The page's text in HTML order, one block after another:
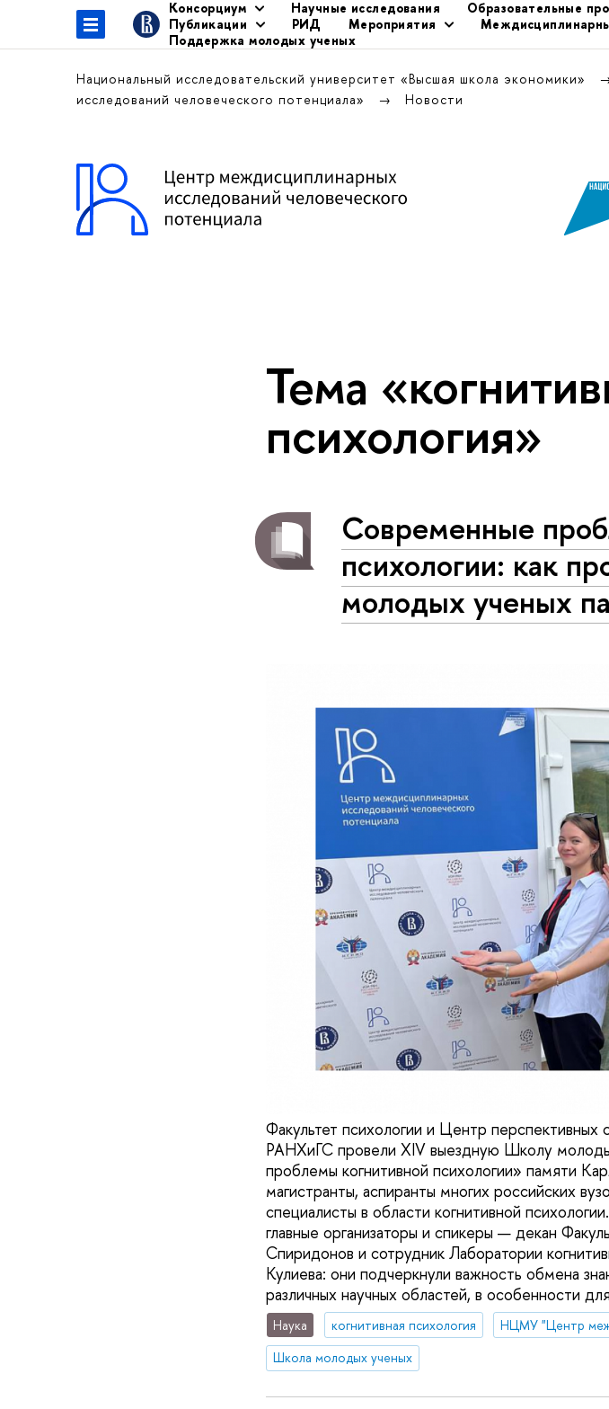
Консорциум Научные исследования Образовательные
Публикации
РИД Мероприятия
Поддержка молодых ученых
Национальный исследовательский университет «Высшая школа экономики»
исследований человеческого потенциала»
Новости
Тема
психология»
Современные
психологии: как
молодых ученых
Факультет психологии и Центр
РАНХиГС провели XIV выездную Школу
проблемы когнитивной психологии» памяти
магистранты, аспиранты многих российских
специалисты в области когнитивной
главные организаторы и спикеры — декан
Спиридонов и сотрудник Лаборатории
Кулиева: они подчеркнули важность обмена
различных научных областей, в особенности
Наука когнитивная психология
Школа молодых ученых